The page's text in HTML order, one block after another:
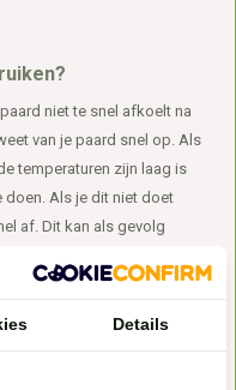
niet te snel afkoelt na
van je paard snel op. Als
temperaturen zijn laag is
doen. Als je dit niet doet
af. Dit kan als gevolg
Details